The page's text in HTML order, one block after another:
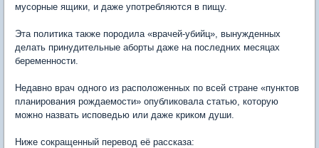
мусорные ящики, и даже употребляются в пищу.
Эта политика также породила «врачей-убийц», вынужденных
делать принудительные аборты даже на последних месяцах
беременности.
Недавно врач одного из расположенных по всей стране «пунктов
планирования рождаемости» опубликовала статью, которую
можно назвать исповедью или даже криком души.
Ниже сокращенный перевод её рассказа: